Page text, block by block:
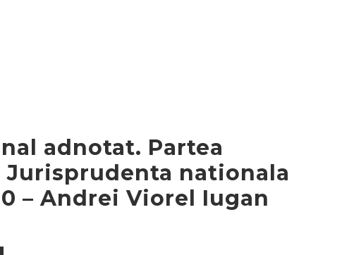
adnotat. Partea
Jurisprudenta nationala
– Andrei Viorel Iugan